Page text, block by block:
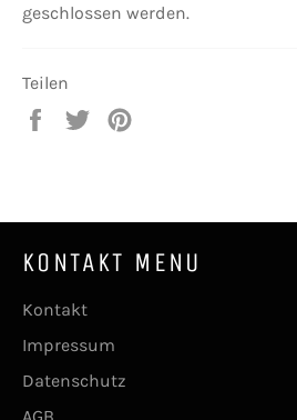
geschlossen werden.
Teilen
Auf
Auf
KONTAKT MENU
Kontakt
Impressum
Datenschutz